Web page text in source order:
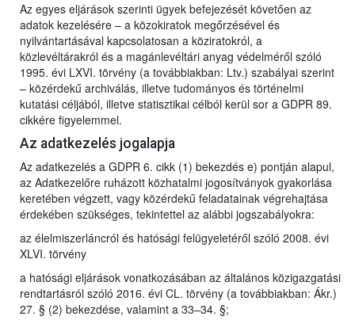
Az egyes eljárások szerinti ügyek befejezését követően az
adatok kezelésére – a közokiratok megőrzésével és
nyilvántartásával kapcsolatosan a köziratokról, a
közlevéltárakról és a magánlevéltári anyag védelméről szóló
1995. évi LXVI. törvény (a továbbiakban: Ltv.) szabályai szerint
– közérdekű archiválás, illetve tudományos és történelmi
kutatási céljából, illetve statisztikai célból kerül sor a GDPR 89.
cikkére figyelemmel.
Az adatkezelés jogalapja
Az adatkezelés a GDPR 6. cikk (1) bekezdés e) pontján alapul,
az Adatkezelőre ruházott közhatalmi jogosítványok gyakorlása
keretében végzett, vagy közérdekű feladatainak végrehajtása
érdekében szükséges, tekintettel az alábbi jogszabályokra:
az élelmiszerláncról és hatósági felügyeletéről szóló 2008. évi
XLVI. törvény
a hatósági eljárások vonatkozásában az általános közigazgatási
rendtartásról szóló 2016. évi CL. törvény (a továbbiakban: Ákr.)
27. § (2) bekezdése, valamint a 33–34. §;